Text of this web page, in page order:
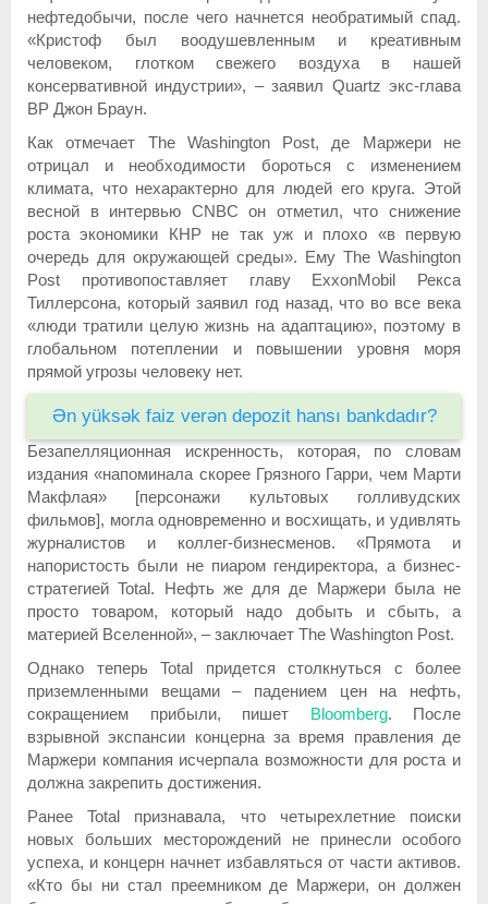
нефтедобычи, после чего начнется необратимый спад.
«Кристоф был воодушевленным и креативным
человеком, глотком свежего воздуха в нашей
консервативной индустрии», – заявил Quartz экс-глава
BP Джон Браун.
Как отмечает The Washington Post, де Маржери не
отрицал и необходимости бороться с изменением
климата, что нехарактерно для людей его круга. Этой
весной в интервью CNBC он отметил, что снижение
роста экономики КНР не так уж и плохо «в первую
очередь для окружающей среды». Ему The Washington
Post противопоставляет главу ExxonMobil Рекса
Тиллерсона, который заявил год назад, что во все века
«люди тратили целую жизнь на адаптацию», поэтому в
глобальном потеплении и повышении уровня моря
прямой угрозы человеку нет.
Ən yüksək faiz verən depozit hansı bankdadır?
Безапелляционная искренность, которая, по словам
издания «напоминала скорее Грязного Гарри, чем Марти
Макфлая» [персонажи культовых голливудских
фильмов], могла одновременно и восхищать, и удивлять
журналистов и коллег-бизнесменов. «Прямота и
напористость были не пиаром гендиректора, а бизнес-
стратегией Total. Нефть же для де Маржери была не
просто товаром, который надо добыть и сбыть, а
материей Вселенной», – заключает The Washington Post.
Однако теперь Total придется столкнуться с более
приземленными вещами – падением цен на нефть,
сокращением прибыли, пишет Bloomberg. После
взрывной экспансии концерна за время правления де
Маржери компания исчерпала возможности для роста и
должна закрепить достижения.
Ранее Total признавала, что четырехлетние поиски
новых больших месторождений не принесли особого
успеха, и концерн начнет избавляться от части активов.
«Кто бы ни стал преемником де Маржери, он должен